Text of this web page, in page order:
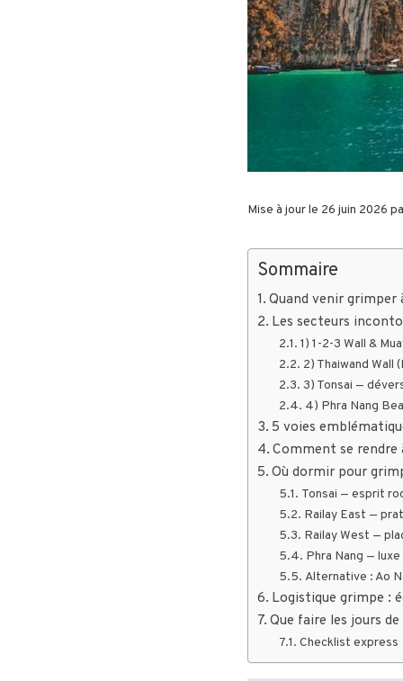
Mise à jour le 26 juin 2026
Sommaire
Quand venir grimper
Les secteurs
1) 1-2-3 Wall &
2) Thaiwand Wall
3) Tonsai —
4) Phra Nang
5 voies
Comment se rendre
Où dormir pour
Tonsai — esprit
Railay East —
Railay West —
Phra Nang —
Alternative : Ao
Logistique grimpe :
Que faire les jours
Checklist express